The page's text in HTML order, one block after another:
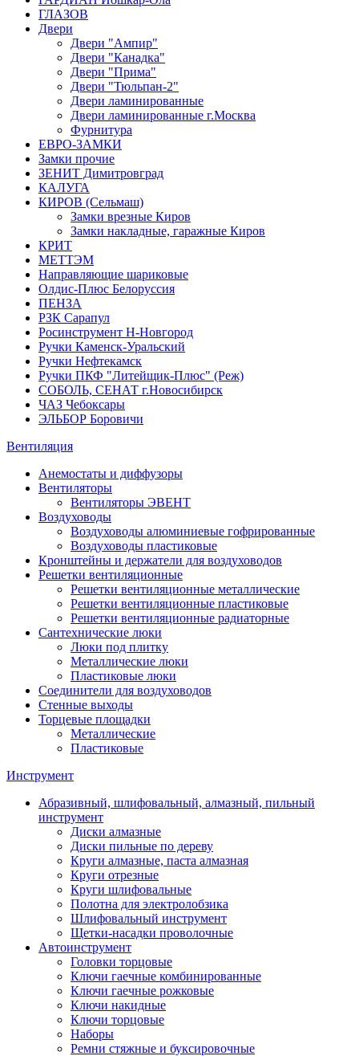
ГЛАЗОВ
Двери
Двери "Ампир"
Двери "Канадка"
Двери "Прима"
Двери "Тюльпан-2"
Двери ламинированные
Двери ламинированные г.Москва
Фурнитура
ЕВРО-ЗАМКИ
Замки прочие
ЗЕНИТ Димитровград
КАЛУГА
КИРОВ (Сельмаш)
Замки врезные Киров
Замки накладные, гаражные Киров
КРИТ
МЕТТЭМ
Направляющие шариковые
Олдис-Плюс Белоруссия
ПЕНЗА
РЗК Сарапул
Росинструмент Н-Новгород
Ручки Каменск-Уральский
Ручки Нефтекамск
Ручки ПКФ "Литейщик-Плюс" (Реж)
СОБОЛЬ, СЕНАТ г.Новосибирск
ЧАЗ Чебоксары
ЭЛЬБОР Боровичи
Вентиляция
Анемостаты и диффузоры
Вентиляторы
Вентиляторы ЭВЕНТ
Воздуховоды
Воздуховоды алюминиевые гофрированные
Воздуховоды пластиковые
Кронштейны и держатели для воздуховодов
Решетки вентиляционные
Решетки вентиляционные металлические
Решетки вентиляционные пластиковые
Решетки вентиляционные радиаторные
Сантехнические люки
Люки под плитку
Металлические люки
Пластиковые люки
Соединители для воздуховодов
Стенные выходы
Торцевые площадки
Металлические
Пластиковые
Инструмент
Абразивный, шлифовальный, алмазный, пильный
инструмент
Диски алмазные
Диски пильные по дереву
Круги алмазные, паста алмазная
Круги отрезные
Круги шлифовальные
Полотна для электролобзика
Шлифовальный инструмент
Щетки-насадки проволочные
Автоинструмент
Головки торцовые
Ключи гаечные комбинированные
Ключи гаечные рожковые
Ключи накидные
Ключи торцовые
Наборы
Ремни стяжные и буксировочные